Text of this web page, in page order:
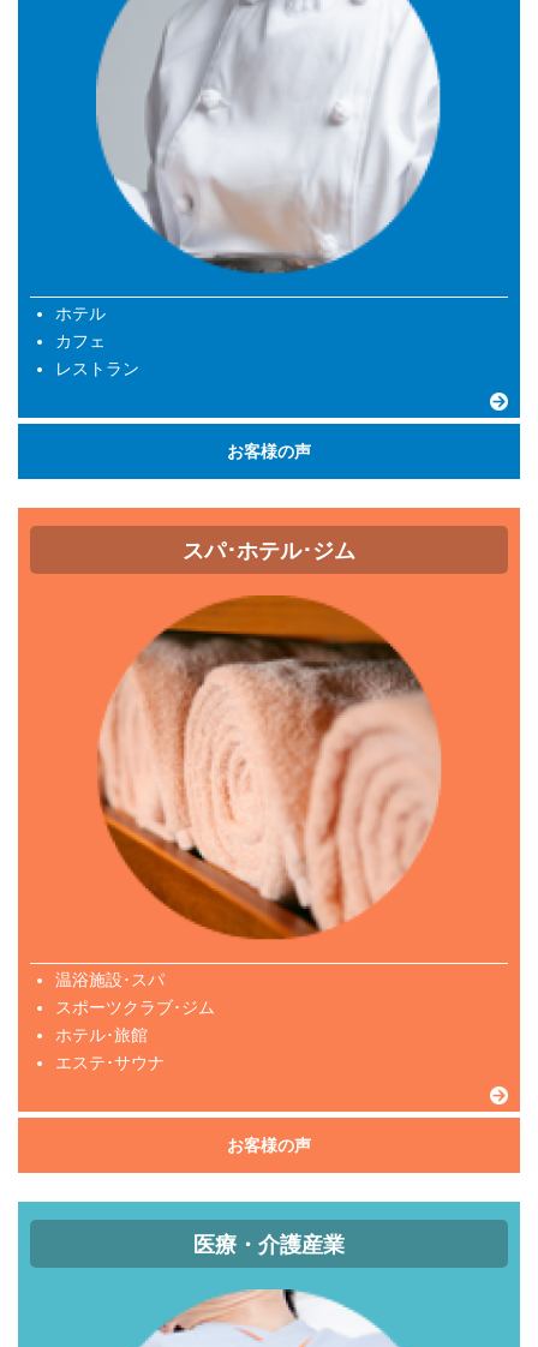
ホテル
カフェ
レストラン
お客様の声
スパ･ホテル･ジム
温浴施設･スパ
スポーツクラブ･ジム
ホテル･旅館
エステ･サウナ
お客様の声
医療・介護産業